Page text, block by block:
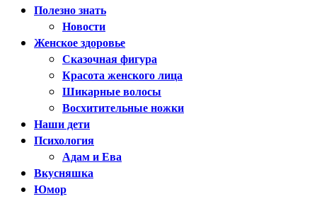
Полезно знать
Новости
Женское здоровье
Сказочная фигура
Красота женского лица
Шикарные волосы
Восхитительные ножки
Наши дети
Психология
Адам и Ева
Вкусняшка
Юмор